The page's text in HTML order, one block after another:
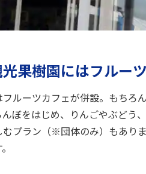
果樹園にはフルー
ルーツカフェが併設。もち
ぼをはじめ、りんごやぶど
プラン（※団体のみ）もあり